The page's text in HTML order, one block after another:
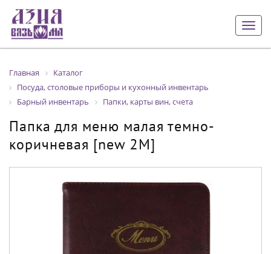
Главная
Каталог
Посуда, столовые приборы и кухонный инвентарь
Барный инвентарь
Папки, карты вин, счета
Папка для меню малая темно-
коричневая [new 2М]